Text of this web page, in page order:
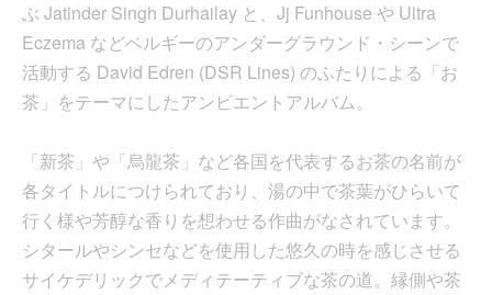
ぶ Jatinder Singh Durhailay と、Jj Funhouse や Ultra
Eczema などベルギーのアンダーグラウンド・シーンで
活動する David Edren (DSR Lines) のふたりによる「お
茶」をテーマにしたアンビエントアルバム。
「新茶」や「烏龍茶」など各国を代表するお茶の名前が
各タイトルにつけられており、湯の中で茶葉がひらいて
行く様や芳醇な香りを想わせる作曲がなされています。
シタールやシンセなどを使用した悠久の時を感じさせる
サイケデリックでメディテーティブな茶の道。縁側や茶